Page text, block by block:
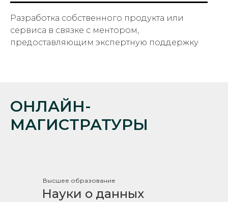
Разработка собственного продукта или
сервиса в связке с ментором,
предоставляющим экспертную поддержку
ОНЛАЙН-
МАГИСТРАТУРЫ
Науки о данных
Высшее образование